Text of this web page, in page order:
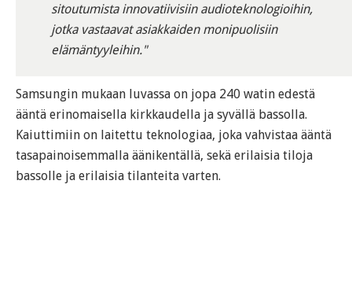
sitoutumista innovatiivisiin audioteknologioihin,
jotka vastaavat asiakkaiden monipuolisiin
elämäntyyleihin."
Samsungin mukaan luvassa on jopa 240 watin edestä
ääntä erinomaisella kirkkaudella ja syvällä bassolla.
Kaiuttimiin on laitettu teknologiaa, joka vahvistaa ääntä
tasapainoisemmalla äänikentällä, sekä erilaisia tiloja
bassolle ja erilaisia tilanteita varten.